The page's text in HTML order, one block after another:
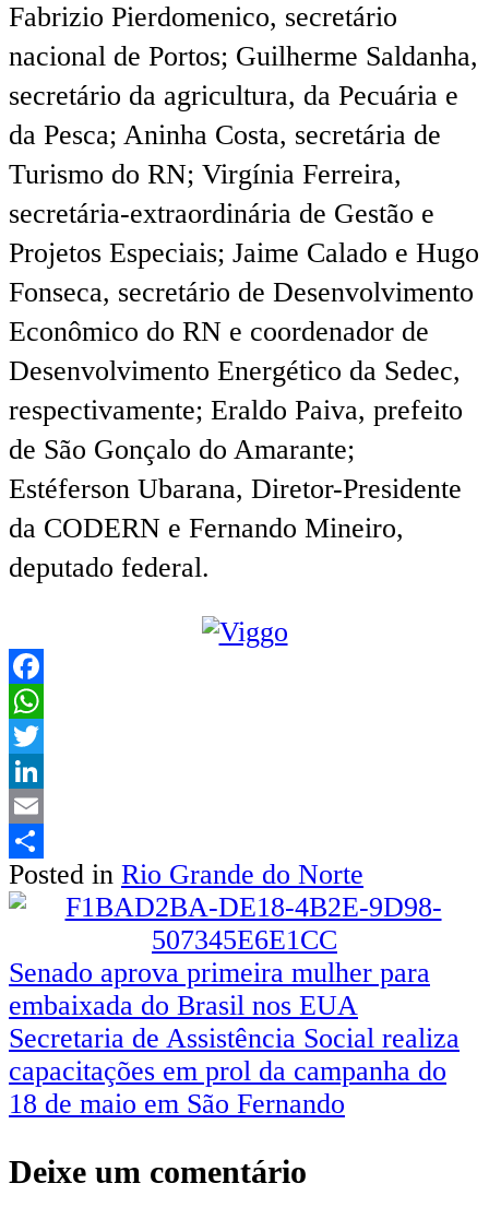
Fabrizio Pierdomenico, secretário
nacional de Portos; Guilherme Saldanha,
secretário da agricultura, da Pecuária e
da Pesca; Aninha Costa, secretária de
Turismo do RN; Virgínia Ferreira,
secretária-extraordinária de Gestão e
Projetos Especiais; Jaime Calado e Hugo
Fonseca, secretário de Desenvolvimento
Econômico do RN e coordenador de
Desenvolvimento Energético da Sedec,
respectivamente; Eraldo Paiva, prefeito
de São Gonçalo do Amarante;
Estéferson Ubarana, Diretor-Presidente
da CODERN e Fernando Mineiro,
deputado federal.
Facebook
WhatsApp
Twitter
LinkedIn
Email
Share
Posted in Rio Grande do Norte
Senado aprova primeira mulher para
embaixada do Brasil nos EUA
Secretaria de Assistência Social realiza
capacitações em prol da campanha do
18 de maio em São Fernando
Deixe um comentário